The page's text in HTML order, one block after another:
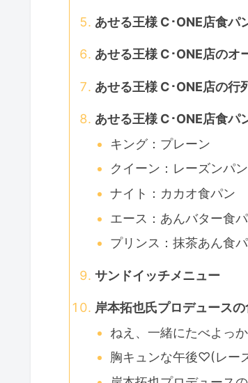
あせる王様 C･ONE店食パ
あせる王様 C･ONE店のオ
あせる王様 C･ONE店の行
あせる王様 C･ONE店食パ
キング：プレーン
クイーン：レーズンパン
ナイト：カカオ食パン
エース：あんバター食
プリンス：抹茶あん食
サンドイッチメニュー
岸本拓也氏プロデュース
ねえ、一緒にたべよっ
胸キュンな午後♡(レー